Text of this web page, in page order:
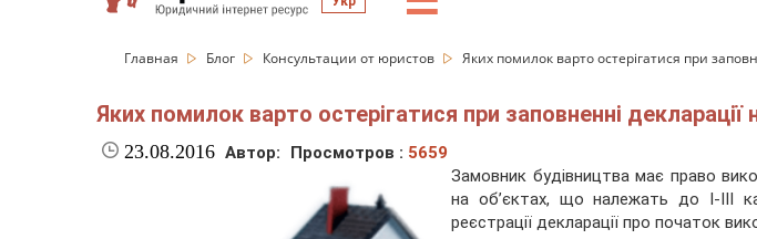
Главная Блог Консультации от юристов Яких помилок варто остерігатися при
Яких помилок варто остерігатися при заповненні декларації
23.08.2016 Автор: Просмотров : 5659
Замовник будівництва має право
на об’єктах, що належать до І-ІІІ
реєстрації декларації про початок